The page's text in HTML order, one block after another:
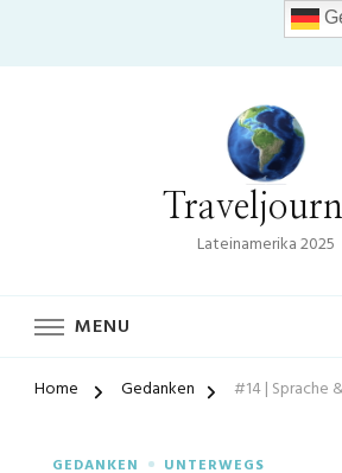
Lateinamerika 2025
MENU
Home Gedanken #14 | Sprache
GEDANKEN UNTERWEGS